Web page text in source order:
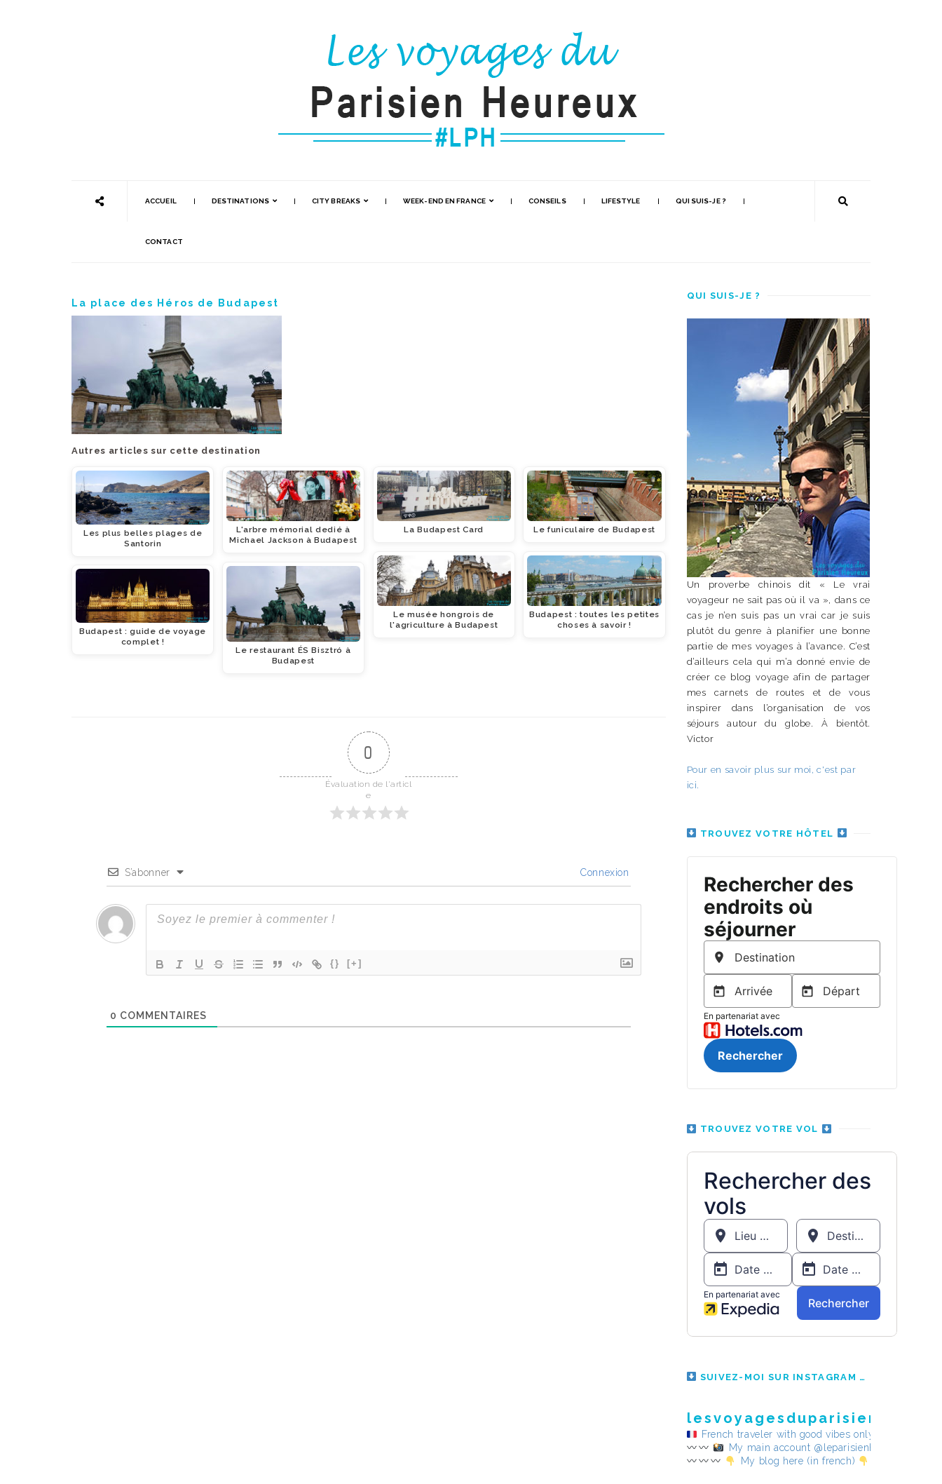
ACCUEIL DESTINATIONS CITY BREAKS WEEK-END EN FRANCE CONSEILS LIFESTYLE QUI SUIS-JE ?
CONTACT
La place des Héros de Budapest
Autres articles sur cette destination
Les plus belles plages de
Santorin
Budapest : guide de voyage
complet !
L'arbre mémorial dedié à
Michael Jackson à Budapest
Le restaurant ÉS Bisztró à
Budapest
La Budapest Card
Le musée hongrois de
l'agriculture à Budapest
Le funiculaire de Budapest
Budapest : toutes les petites
choses à savoir !
0
Évaluation de l'articl
e
S’abonner Connexion
{} [+]
0 COMMENTAIRES
QUI SUIS-JE ?
Un proverbe chinois dit « Le vrai
voyageur ne sait pas où il va », dans ce
cas je n’en suis pas un vrai car je suis
plutôt du genre à planifier une bonne
partie de mes voyages à l’avance. C’est
d’ailleurs cela qui m’a donné envie de
créer ce blog voyage afin de partager
mes carnets de routes et de vous
inspirer dans l’organisation de vos
séjours autour du globe. À bientôt.
Victor
Pour en savoir plus sur moi, c'est par
ici.
TROUVEZ VOTRE HÔTEL
TROUVEZ VOTRE VOL
SUIVEZ-MOI SUR INSTAGRAM
French traveler with good vibes only
My main account @leparisienheureux
My blog here (in french)